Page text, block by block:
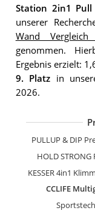
Station 2in1 Pull
unserer
Wand Vergleich
genommen.
Ergebnis erzielt:
9. Platz in
2026.
HOLD